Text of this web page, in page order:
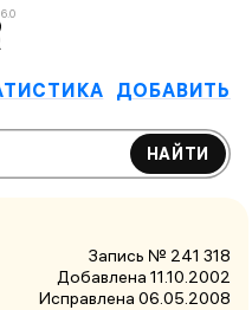
6.0
ДОБАВИТЬ
НАЙТИ
Запись № 241 318
Добавлена 11.10.2002
Исправлена 06.05.2008